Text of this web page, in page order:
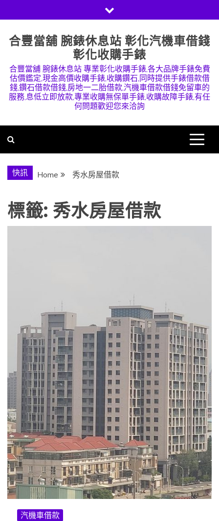
to
content
合豐當舖 腕錶休息站 彰化汽機車借錢
彰化收購手錶
合豐當舖 腕錶休息站 專業彰化收購手錶,各大品牌手錶免費
估價鑑定,現金高價收購手錶,收購鑽石,同時提供手錶借款借
錢,鑽石借款借錢,房地一二胎借款,汽機車借款借錢免留車的
服務,息低立即放款,專業收購無保單手錶,收購故障手錶,有任
何問題歡迎您來洽詢
快訊 Home 秀水房屋借款
標籤: 秀水房屋借款
汽機車借款